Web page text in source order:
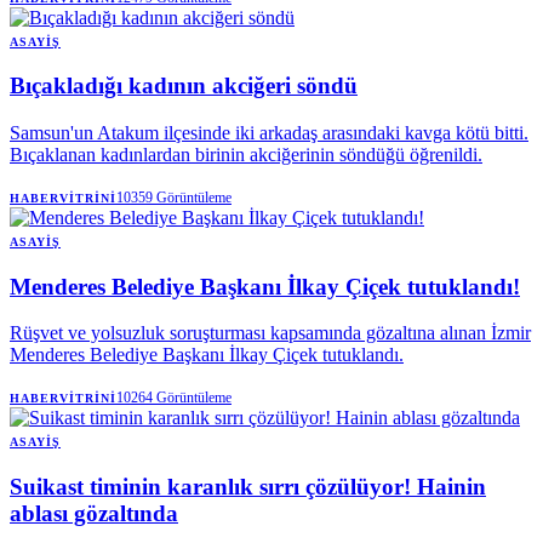
operasyon düzenlendi. Operasyonlar sonucu gözaltına alınan 10
şüpheliden 2'sinin tutuklandığı bildirildi.
ASAYIŞ
Bıçakladığı kadının akciğeri söndü
Samsun'un Atakum ilçesinde iki arkadaş arasındaki kavga kötü bitti.
Bıçaklanan kadınlardan birinin akciğerinin söndüğü öğrenildi.
HABERVITRINI10359 Görüntüleme
ASAYIŞ
Menderes Belediye Başkanı İlkay Çiçek tutuklandı!
Rüşvet ve yolsuzluk soruşturması kapsamında gözaltına alınan İzmir
Menderes Belediye Başkanı İlkay Çiçek tutuklandı.
HABERVITRINI10264 Görüntüleme
ASAYIŞ
Suikast timinin karanlık sırrı çözülüyor! Hainin
ablası gözaltında